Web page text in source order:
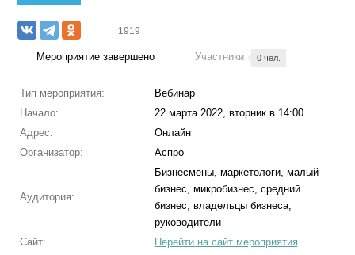
1919
Мероприятие завершено Участники 0 чел.
Тип мероприятия:
Вебинар
Начало:
22 марта 2022, вторник в 14:00
Адрес:
Онлайн
Организатор:
Аспро
Аудитория:
Бизнесмены, маркетологи, малый
бизнес, микробизнес, средний
бизнес, владельцы бизнеса,
руководители
Сайт:
Перейти на сайт мероприятия